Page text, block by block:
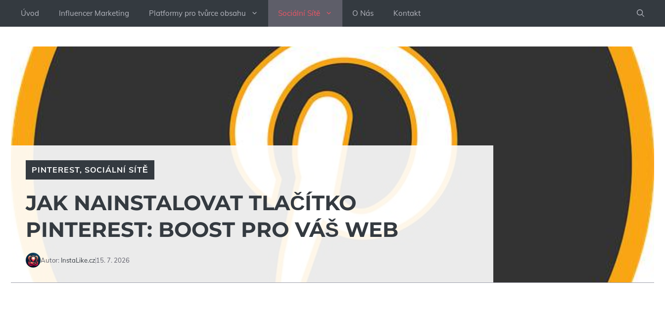
Přeskočit
Úvod Influencer Marketing Platformy pro tvůrce obsahu Sociální Sítě O Nás Kontakt
PINTEREST, SOCIÁLNÍ SÍTĚ
JAK NAINSTALOVAT TLAČÍTKO
PINTEREST: BOOST PRO VÁŠ WEB
Autor: InstaLike.cz 15. 7. 2026